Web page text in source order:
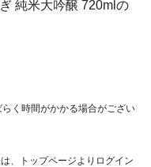
純米大吟醸 720mlの
く時間がかかる場合がござい
、トップページよりログイン